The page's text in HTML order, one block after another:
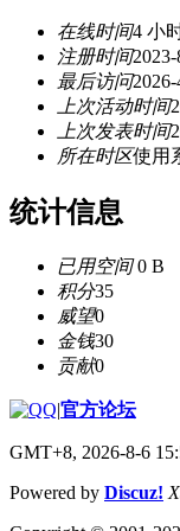
在线时间4 小
注册时间
最后访问2026-
上次活动时间
上次发表时间
所在时区使用
统计信息
已用空间0 B
积分35
威望0
金钱30
贡献0
|官方论坛
GMT+8, 2026-8-6
Powered by Discuz!